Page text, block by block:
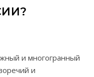
и многогранный
и